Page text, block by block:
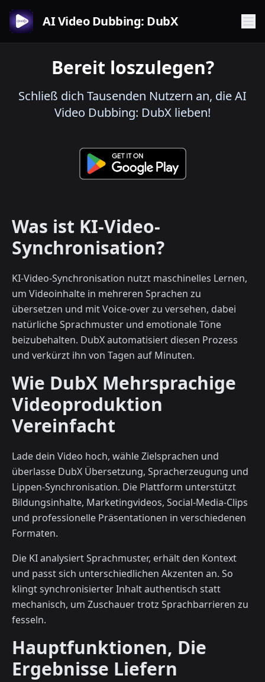
AI Video Dubbing: DubX
Bereit loszulegen?
Schließ dich Tausenden Nutzern an, die AI
Video Dubbing: DubX lieben!
Was ist KI-Video-
Synchronisation?
KI-Video-Synchronisation nutzt maschinelles Lernen,
um Videoinhalte in mehreren Sprachen zu
übersetzen und mit Voice-over zu versehen, dabei
natürliche Sprachmuster und emotionale Töne
beizubehalten. DubX automatisiert diesen Prozess
und verkürzt ihn von Tagen auf Minuten.
Wie DubX Mehrsprachige
Videoproduktion
Vereinfacht
Lade dein Video hoch, wähle Zielsprachen und
überlasse DubX Übersetzung, Spracherzeugung und
Lippen-Synchronisation. Die Plattform unterstützt
Bildungsinhalte, Marketingvideos, Social-Media-Clips
und professionelle Präsentationen in verschiedenen
Formaten.
Die KI analysiert Sprachmuster, erhält den Kontext
und passt sich unterschiedlichen Akzenten an. So
klingt synchronisierter Inhalt authentisch statt
mechanisch, um Zuschauer trotz Sprachbarrieren zu
fesseln.
Hauptfunktionen, Die
Ergebnisse Liefern